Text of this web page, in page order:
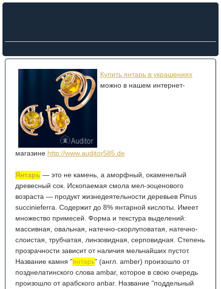
Купить янтарь в украшениях
можно в нашем интернет-
магазине http://www.auditor585.de
Янтарь — это не камень, а аморфный, окаменелый
древесный сок. Ископаемая смола мел-эоценового
возраста — продукт жизнедеятельности деревьев Pinus
succinieferra. Содержит до 8% янтарной кислоты. Имеет
множество примесей. Форма и текстура выделений:
массивная, овальная, натечно-скорлуповатая, натечно-
слоистая, трубчатая, линзовидная, серповидная. Степень
прозрачности зависит от наличия мельчайших пустот.
Название камня "янтарь" (англ. amber) произошло от
позднелатинского слова ambar, которое в свою очередь
произошло от арабского anbar. Название "поддельный